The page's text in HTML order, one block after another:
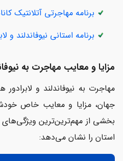
برنامه مهاجرتی آتلانتیک
برنامه استانی نیوفاندلند و
مزایا و معایب مهاجرت به
مهاجرت به نیوفاندلند و
جهان، مزایا و معایب خاص
بخشی از مهم‌ترین‌ترین
استان را نشان می‌دهد: